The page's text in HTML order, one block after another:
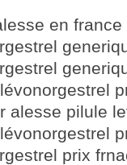
en
alesse pilule
prix